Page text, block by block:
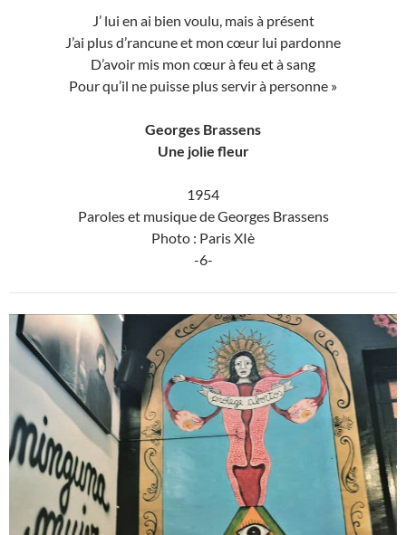
J’ lui en ai bien voulu, mais à présent
J’ai plus d’rancune et mon cœur lui pardonne
D’avoir mis mon cœur à feu et à sang
Pour qu’il ne puisse plus servir à personne »
Georges Brassens
Une jolie fleur
1954
Paroles et musique de Georges Brassens
Photo : Paris XIè
-6-